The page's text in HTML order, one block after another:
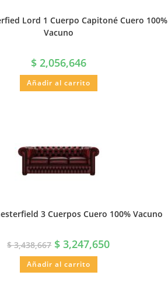
Lord 1 Cuerpo Capitoné Cuero 100%
Vacuno
$2,056,646
Añadir al carrito
3 Cuerpos Cuero 100% Vacuno
$3,438,667 $ 3,247,650
Añadir al carrito